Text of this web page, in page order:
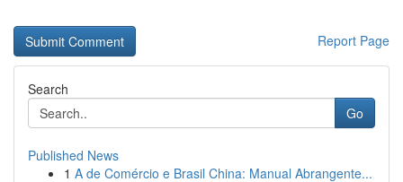
Report Page
Search
Go
Published News
1 A de Comércio e Brasil China: Manual Abrangente...